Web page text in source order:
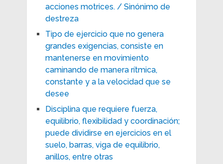
acciones motrices. / Sinónimo de
destreza
Tipo de ejercicio que no genera
grandes exigencias, consiste en
mantenerse en movimiento
caminando de manera rítmica,
constante y a la velocidad que se
desee
Disciplina que requiere fuerza,
equilibrio, flexibilidad y coordinación;
puede dividirse en ejercicios en el
suelo, barras, viga de equilibrio,
anillos, entre otras